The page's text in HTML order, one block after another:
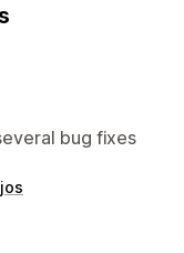
bug fixes